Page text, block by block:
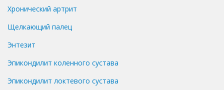
Хронический артрит
Щелкающий палец
Энтезит
Эпикондилит коленного сустава
Эпикондилит локтевого сустава